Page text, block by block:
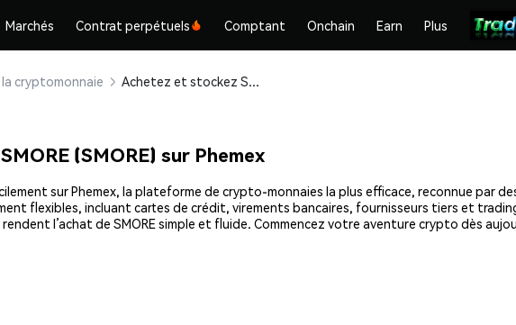
Marchés Contrat perpétuels Comptant Onchain Earn Plus
cryptomonnaie Achetez et stockez SMORE (SMORE) en toute sécurité
(SMORE) sur Phemex
sur Phemex, la plateforme de crypto-monnaies la plus efficace, reconnue par
flexibles, incluant cartes de crédit, virements bancaires, fournisseurs tiers et
l’achat de SMORE simple et fluide. Commencez votre aventure crypto dès